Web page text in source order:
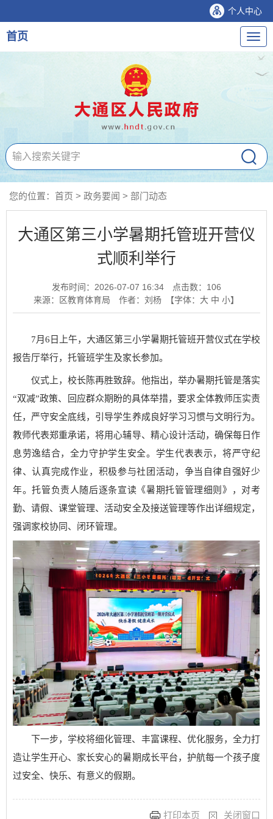
个人中心
导
航
首页
您的位置： 首页 > 政务要闻 > 部门动态
大通区第三小学暑期托管班开营仪
式顺利举行
发布时间：2026-07-07 16:34 点击数： 106
来源：区教育体育局
作者：刘杨 【字体： 大 中 小】
7月6日上午，大通区第三小学暑期托管班开营仪式在学校
报告厅举行，托管班学生及家长参加。
仪式上，校长陈再胜致辞。他指出，举办暑期托管是落实
“双减”政策、回应群众期盼的具体举措，要求全体教师压实责
任，严守安全底线，引导学生养成良好学习习惯与文明行为。
教师代表郑重承诺，将用心辅导、精心设计活动，确保每日作
息劳逸结合，全力守护学生安全。学生代表表示，将严守纪
律、认真完成作业，积极参与社团活动，争当自律自强好少
年。托管负责人随后逐条宣读《暑期托管管理细则》，对考
勤、请假、课堂管理、活动安全及接送管理等作出详细规定，
强调家校协同、闭环管理。
下一步，学校将细化管理、丰富课程、优化服务，全力打
造让学生开心、家长安心的暑期成长平台，护航每一个孩子度
过安全、快乐、有意义的假期。
打印本页 关闭窗口